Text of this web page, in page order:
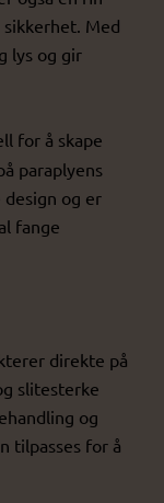
Med
lys og gir
for å skape
paraplyens
og er
fange
direkte på
slitesterke
og
tilpasses for å